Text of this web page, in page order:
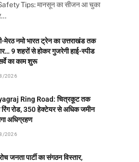
Tips: मानसून का सीजन आ चुका
मेरठ नमो भारत ट्रेन का उत्तराखंड तक
9 शहरों से होकर गुजरेगी हाई-स्पीड
का काम शुरू
2026
Ring Road: चित्रकूट तक
रिंग रोड, 350 हेक्टेयर से अधिक जमीन
अधिग्रहण
2026
जनता पार्टी का संगठन विस्तार,